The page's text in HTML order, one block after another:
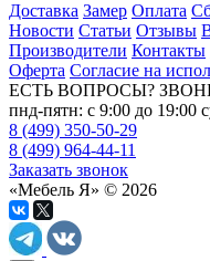
Доставка Замер Оплата
Новости Статьи Отзывы
Производители Контакты
Оферта Согласие на
ЕСТЬ ВОПРОСЫ?
пнд-пятн: с 9:00 до 19:00
8 (499) 350-50-29
8 (499) 964-44-11
Заказать звонок
«Мебель Я» © 2026